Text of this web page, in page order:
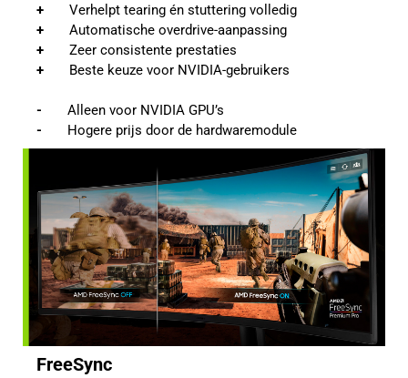
+
Verhelpt tearing én stuttering volledig
+
Automatische overdrive-aanpassing
+
Zeer consistente prestaties
+
Beste keuze voor NVIDIA-gebruikers
- Alleen voor NVIDIA GPU’s
- Hogere prijs door de hardwaremodule
FreeSync